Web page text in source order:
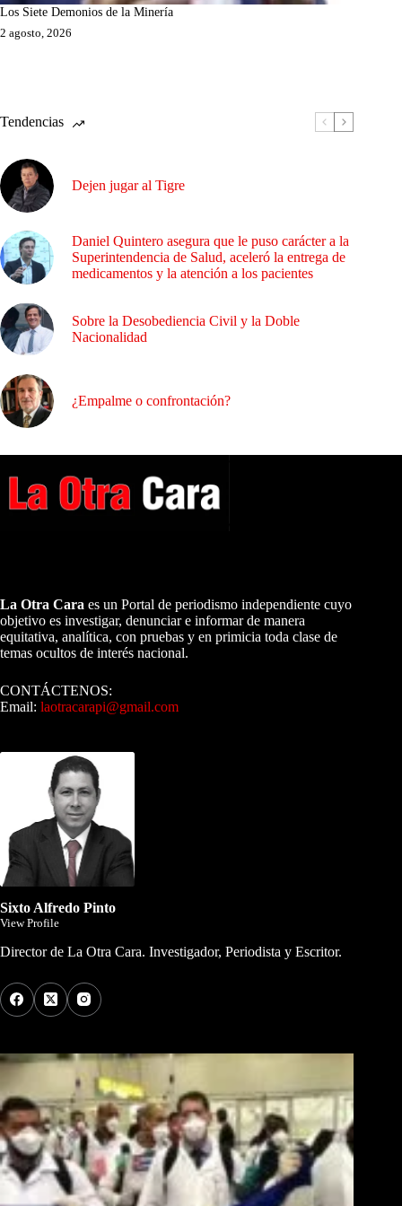
Los Siete Demonios de la Minería
2 agosto, 2026
Tendencias
Dejen jugar al Tigre
Daniel Quintero asegura que le puso carácter a la
Superintendencia de Salud, aceleró la entrega de
medicamentos y la atención a los pacientes
Sobre la Desobediencia Civil y la Doble
Nacionalidad
¿Empalme o confrontación?
La Otra Cara es un Portal de periodismo independiente cuyo
objetivo es investigar, denunciar e informar de manera
equitativa, analítica, con pruebas y en primicia toda clase de
temas ocultos de interés nacional.
CONTÁCTENOS:
Email: laotracarapi@gmail.com
Sixto Alfredo Pinto
View Profile
Director de La Otra Cara. Investigador, Periodista y Escritor.